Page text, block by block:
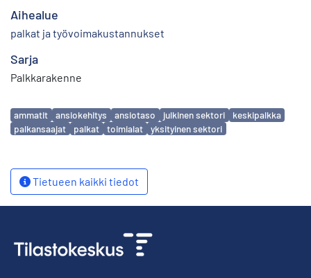
Aihealue
palkat ja työvoimakustannukset
Sarja
Palkkarakenne
Avainsanat
ammatit ansiokehitys ansiotaso julkinen sektori
keskipalkka
palkansaajat
palkat toimialat yksityinen sektori
Tietueen kaikki tiedot